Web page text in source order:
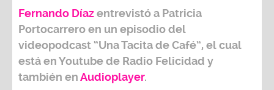
Fernando Díazentrevistó a Patricia
Portocarreroen un episodio del
videopodcast “Una Tacita de Café”, el cual
está en Youtube de Radio Felicidad y
también enAudioplayer.